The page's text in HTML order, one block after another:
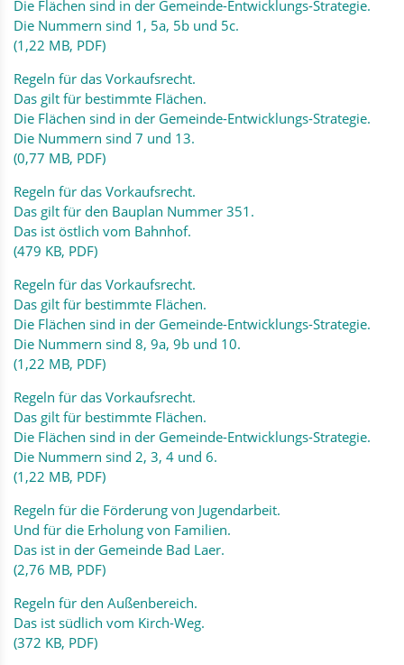
Die Flächen sind in der Gemeinde-Entwicklungs-Strategie.
Die Nummern sind 1, 5a, 5b und 5c.
(1,22 MB, PDF)
Regeln für das Vorkaufsrecht.
Das gilt für bestimmte Flächen.
Die Flächen sind in der Gemeinde-Entwicklungs-Strategie.
Die Nummern sind 7 und 13.
(0,77 MB, PDF)
Regeln für das Vorkaufsrecht.
Das gilt für den Bauplan Nummer 351.
Das ist östlich vom Bahnhof.
(479 KB, PDF)
Regeln für das Vorkaufsrecht.
Das gilt für bestimmte Flächen.
Die Flächen sind in der Gemeinde-Entwicklungs-Strategie.
Die Nummern sind 8, 9a, 9b und 10.
(1,22 MB, PDF)
Regeln für das Vorkaufsrecht.
Das gilt für bestimmte Flächen.
Die Flächen sind in der Gemeinde-Entwicklungs-Strategie.
Die Nummern sind 2, 3, 4 und 6.
(1,22 MB, PDF)
Regeln für die Förderung von Jugendarbeit.
Und für die Erholung von Familien.
Das ist in der Gemeinde Bad Laer.
(2,76 MB, PDF)
Regeln für den Außenbereich.
Das ist südlich vom Kirch-Weg.
(372 KB, PDF)